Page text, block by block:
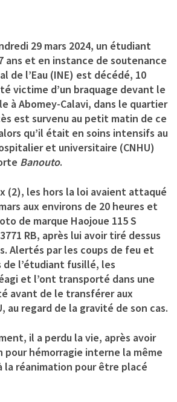
29 mars 2024, un étudiant
ans et en instance de soutenance
de l’Eau (INE) est décédé, 10
victime d’un braquage devant le
à Abomey-Calavi, dans le quartier
est survenu au petit matin de ce
qu’il était en soins intensifs au
et universitaire (CNHU)
Banouto.
(2), les hors la loi avaient attaqué
aux environs de 20 heures et
de marque Haojoue 115 S
RB, après lui avoir tiré dessus
Alertés par les coups de feu et
de l’étudiant fusillé, les
et l’ont transporté dans une
avant de le transférer aux
au regard de la gravité de son cas.
il a perdu la vie, après avoir
pour hémorragie interne la même
réanimation pour être placé